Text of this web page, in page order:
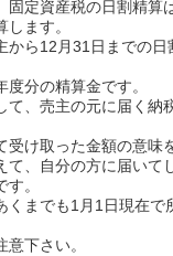
固定資産税の日割精算
ます。
から12月31日までの日
分の精算金です。
て、売主の元に届く納
受け取った金額の意味
て、自分の方に届いて
。
くまでも1月1日現在で
下さい。